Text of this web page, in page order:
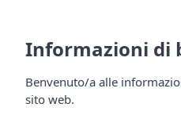
Informazioni di
Benvenuto/a alle
sito web.
Informazioni di
Benvenuto/a alle
sito web.